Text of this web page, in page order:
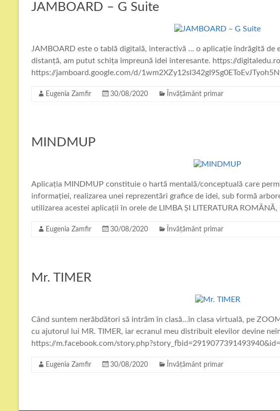
JAMBOARD – G Suite
JAMBOARD este o tablă digitală, interactivă … o aplicație îndrăgită de
distanță, am putut schița împreună idei interesante. https://
https://jamboard.google.com/d/
Eugenia Zamfir 30/08/2020 Învățământ primar
MINDMUP
Aplicația MINDMUP constituie o hartă mentală/conceptuală care
informației, realizarea unei reprezentări grafice de idei, sub formă
utilizarea acestei aplicații în orele de LIMBA ȘI LITERATURA ROMÂNĂ,
Eugenia Zamfir 30/08/2020 Învățământ primar
Mr. TIMER
Când suntem nerăbdători să intrăm în clasă…în clasa virtuală, pe
cu ajutorul lui MR. TIMER, iar ecranul meu distribuit elevilor devine
https://m.facebook.com/
Eugenia Zamfir 30/08/2020 Învățământ primar